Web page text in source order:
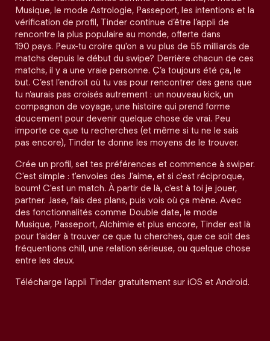
Musique, le mode Astrologie, Passeport, les intentions et la
vérification de profil, Tinder continue d’être l’appli de
rencontre la plus populaire au monde, offerte dans
190 pays. Peux-tu croire qu'on a vu plus de 55 milliards de
matchs depuis le début du swipe? Derrière chacun de ces
matchs, il y a une vraie personne. Ç’a toujours été ça, le
but. C’est l’endroit où tu vas pour rencontrer des gens que
tu n’aurais pas croisés autrement : un nouveau kick, un
compagnon de voyage, une histoire qui prend forme
doucement pour devenir quelque chose de vrai. Peu
importe ce que tu recherches (et même si tu ne le sais
pas encore), Tinder te donne les moyens de le trouver.
Crée un profil, set tes préférences et commence à swiper.
C'est simple : t'envoies des J'aime, et si c'est réciproque,
boum! C'est un match. À partir de là, c'est à toi je jouer,
partner. Jase, fais des plans, puis vois où ça mène. Avec
des fonctionnalités comme Double date, le mode
Musique, Passeport, Alchimie et plus encore, Tinder est là
pour t'aider à trouver ce que tu cherches, que ce soit des
fréquentions chill, une relation sérieuse, ou quelque chose
entre les deux.
Télécharge l’appli Tinder gratuitement sur iOS et Android.